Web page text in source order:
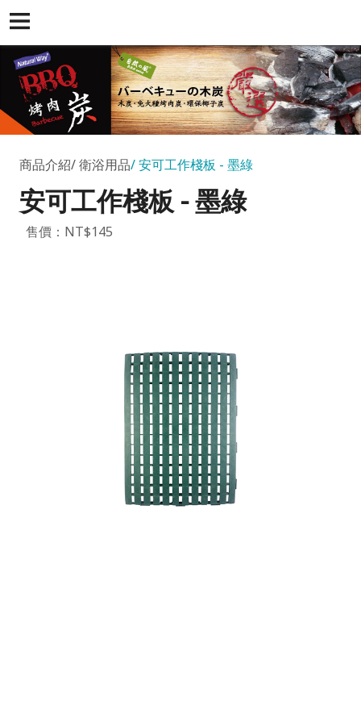
商品介紹 衛浴用品 安可工作棧板 - 墨綠
安可工作棧板 - 墨綠
售價：NT$145